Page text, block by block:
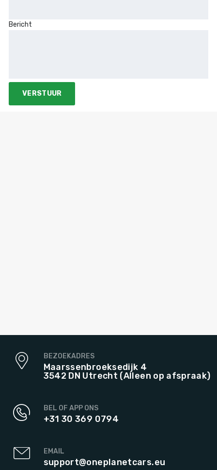
Bericht
BEZOEKADRES
Maarssenbroeksedijk 4
3542 DN Utrecht (Alleen op afspraak)
BEL OF APP ONS
+31 30 369 0794
EMAIL
support@oneplanetcars.eu